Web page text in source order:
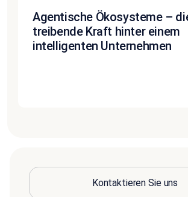
Agentische Ökosysteme –
treibende Kraft hinter einem
intelligenten Unternehmen
Kontaktieren Sie uns